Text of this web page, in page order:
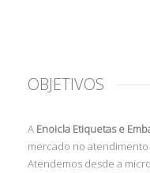
OBJETIVOS
A Enoicla Etiquetas e
mercado no
Atendemos desde a